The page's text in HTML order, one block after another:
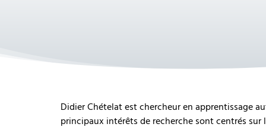
Didier Chételat est chercheur en apprentissage
principaux intérêts de recherche sont centrés